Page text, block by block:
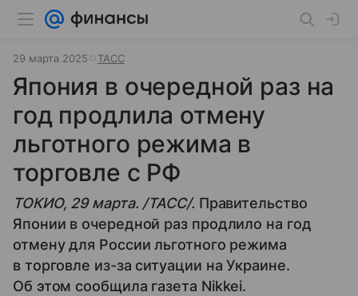
29 марта 2025 ТАСС
Япония в очередной раз на
год продлила отмену
льготного режима в
торговле с РФ
ТОКИО, 29 марта. /ТАСС/. Правительство
Японии в очередной раз продлило на год
отмену для России льготного режима
в торговле из-за ситуации на Украине.
Об этом сообщила газета Nikkei.